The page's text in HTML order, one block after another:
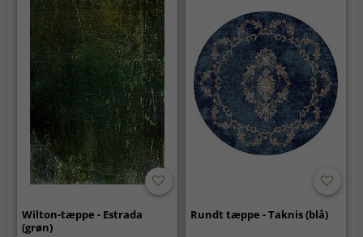
Wilton-tæppe - Estrada
(grøn)
Rundt tæppe - Taknis (blå)